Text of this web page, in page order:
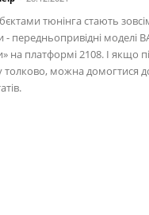
тюнінга стають
передньопривідні моделі
на платформі 2108. І якщо
толково, можна домогтися